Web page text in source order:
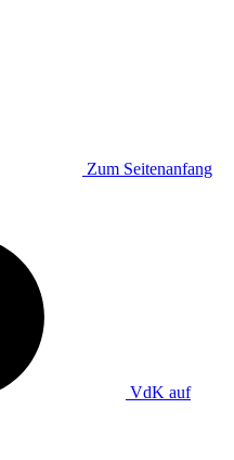
Zum Seitenanfang
VdK auf